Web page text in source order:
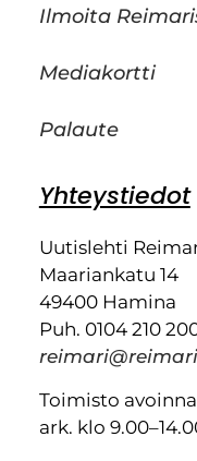
Ilmoita
Mediakortti
Palaute
Yhteystiedot
Uutislehti
Maariankatu 14
49400 Hamina
Puh. 0104 210
Toimisto avoinna
ark. klo